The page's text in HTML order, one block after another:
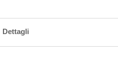
Dettagli